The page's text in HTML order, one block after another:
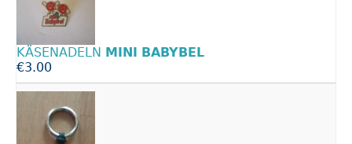
KÄSENADELN MINI BABYBEL
€3.00